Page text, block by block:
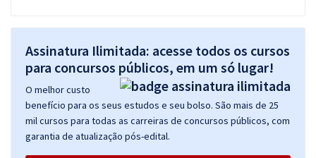
Assinatura Ilimitada: acesse todos os cursos
para concursos públicos, em um só lugar!
O melhor custo
benefício para os seus estudos e seu bolso. São mais de 25
mil cursos para todas as carreiras de concursos públicos, com
garantia de atualização pós-edital.